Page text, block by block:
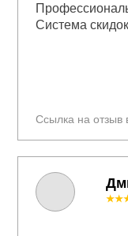
Ссылка на отзыв
Система